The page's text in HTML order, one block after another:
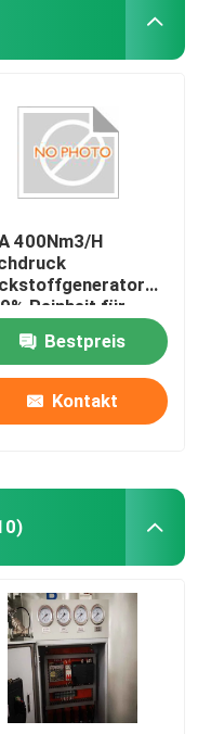
400Nm3/H
Reinheit für
Chemie
Bestpreis
Kontakt